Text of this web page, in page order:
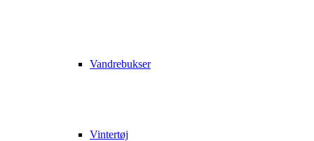
Vandrebukser
Vintertøj